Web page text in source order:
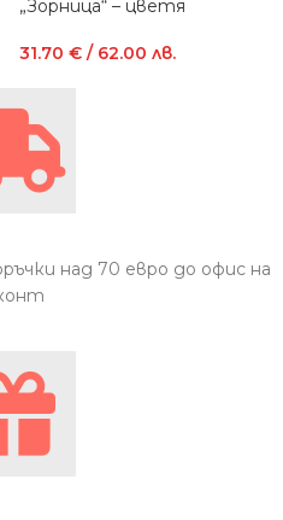
„Зорница“ – цветя
31.70 € / 62.00 лв.
над 70 евро до офис на